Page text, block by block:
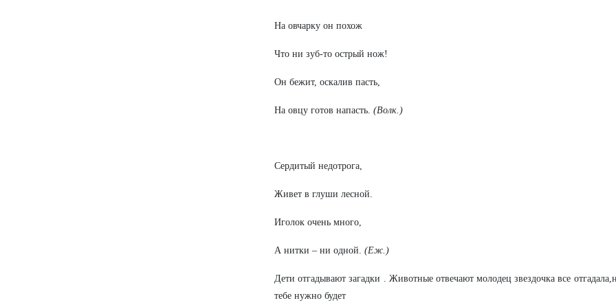
На овчарку он похож
Что ни зуб-то острый нож!
Он бежит, оскалив пасть,
На овцу готов напасть. (Волк.)
Сердитый недотрога,
Живет в глуши лесной.
Иголок очень много,
А нитки – ни одной. (Еж.)
Дети отгадывают загадки . Животные отвечают молодец звездочка все
тебе нужно будет